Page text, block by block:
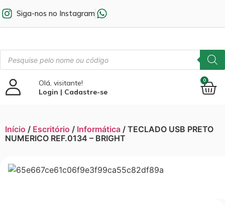
Siga-nos no Instagram
Olá, visitante!
Login | Cadastre-se
0
Início / Escritório / Informática / TECLADO USB PRETO
NUMERICO REF.0134 – BRIGHT